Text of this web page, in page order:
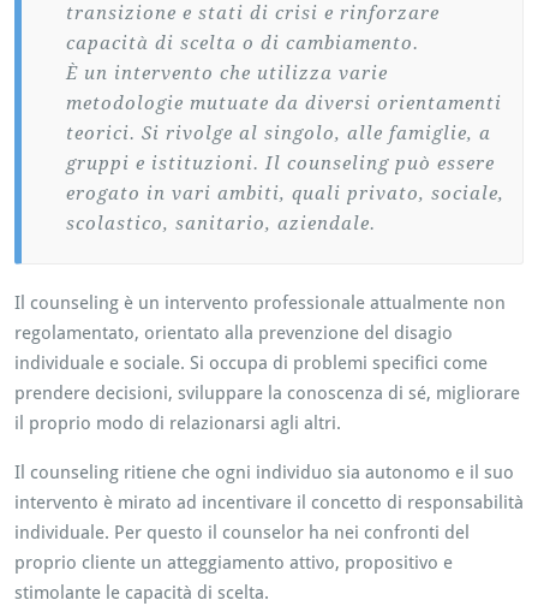
transizione e stati di crisi e rinforzare
capacità di scelta o di cambiamento.
È un intervento che utilizza varie
metodologie mutuate da diversi orientamenti
teorici. Si rivolge al singolo, alle famiglie, a
gruppi e istituzioni. Il counseling può essere
erogato in vari ambiti, quali privato, sociale,
scolastico, sanitario, aziendale.
Il counseling è un intervento professionale attualmente non
regolamentato, orientato alla prevenzione del disagio
individuale e sociale. Si occupa di problemi specifici come
prendere decisioni, sviluppare la conoscenza di sé, migliorare
il proprio modo di relazionarsi agli altri.
Il counseling ritiene che ogni individuo sia autonomo e il suo
intervento è mirato ad incentivare il concetto di responsabilità
individuale. Per questo il counselor ha nei confronti del
proprio cliente un atteggiamento attivo, propositivo e
stimolante le capacità di scelta.